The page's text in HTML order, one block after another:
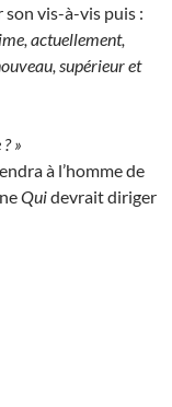
son vis-à-vis puis :
actuellement,
supérieur et
»
à l’homme de
Quidevrait diriger